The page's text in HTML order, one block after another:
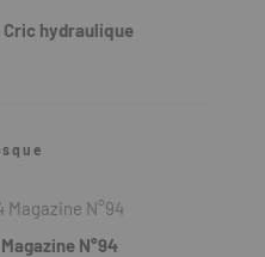
Cric hydraulique
N°94